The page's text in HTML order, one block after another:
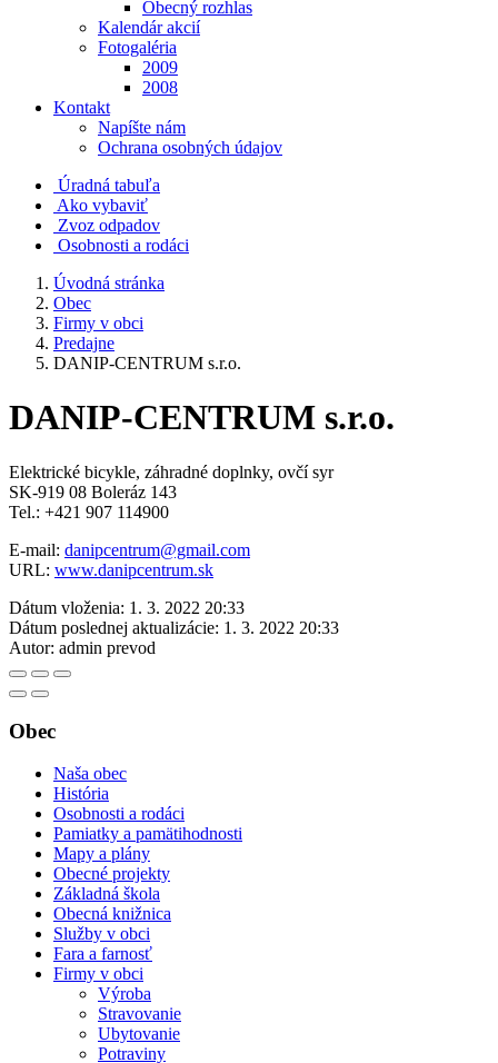
Obecný rozhlas
Kalendár akcií
Fotogaléria
2009
2008
Kontakt
Napíšte nám
Ochrana osobných údajov
Úradná tabuľa
Ako vybaviť
Zvoz odpadov
Osobnosti a rodáci
Úvodná stránka
Obec
Firmy v obci
Predajne
DANIP-CENTRUM s.r.o.
DANIP-CENTRUM s.r.o.
Elektrické bicykle, záhradné doplnky, ovčí syr
SK-919 08 Boleráz 143
Tel.: +421 907 114900
E-mail: danipcentrum@gmail.com
URL: www.danipcentrum.sk
Dátum vloženia: 1. 3. 2022 20:33
Dátum poslednej aktualizácie: 1. 3. 2022 20:33
Autor: admin prevod
Obec
Naša obec
História
Osobnosti a rodáci
Pamiatky a pamätihodnosti
Mapy a plány
Obecné projekty
Základná škola
Obecná knižnica
Služby v obci
Fara a farnosť
Firmy v obci
Výroba
Stravovanie
Ubytovanie
Potraviny